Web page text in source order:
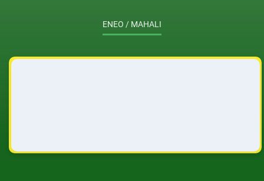
ENEO / MAHALI